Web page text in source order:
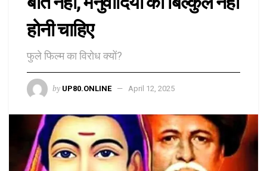
होनी चाहिए
फुले फिल्म का विरोध क्यों?
by UP80.ONLINE April 12, 2025